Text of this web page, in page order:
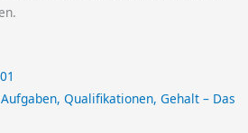
Qualifikationen, Gehalt – Das